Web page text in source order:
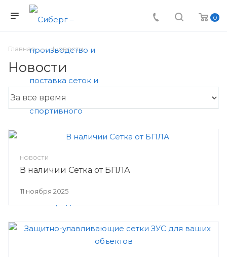
0
Главная Новости
Новости
НОВОСТИ
В наличии Сетка от БПЛА
11 ноября 2025